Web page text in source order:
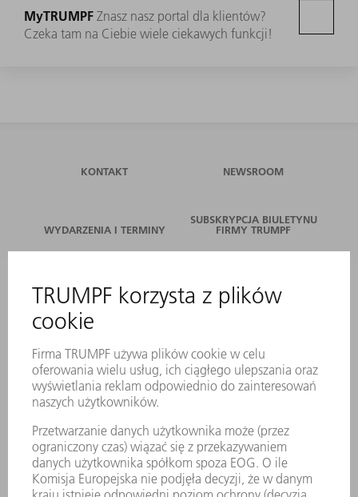
MyTRUMPF Znasz nasz portal dla klientów?
Czeka tam na Ciebie wiele ciekawych funkcji!
KONTAKT NEWSROOM
WYDARZENIA I TERMINY
SUBSKRYPCJA BIULETYNU
FIRMY TRUMPF
SERWIS ONLINE
KONTAKT
LOKALIZACJE
WYDARZENIA I TERMINY
SUBSKRYPCJA NEWSLETTERA
MYTRUMPF
KARTY BEZPIECZEŃSTWA
PRODUKTY
MASZYNY & SYSTEMY
LASER
ENERGOELEKTRONIKA
ELEKTRONARZĘDZIA